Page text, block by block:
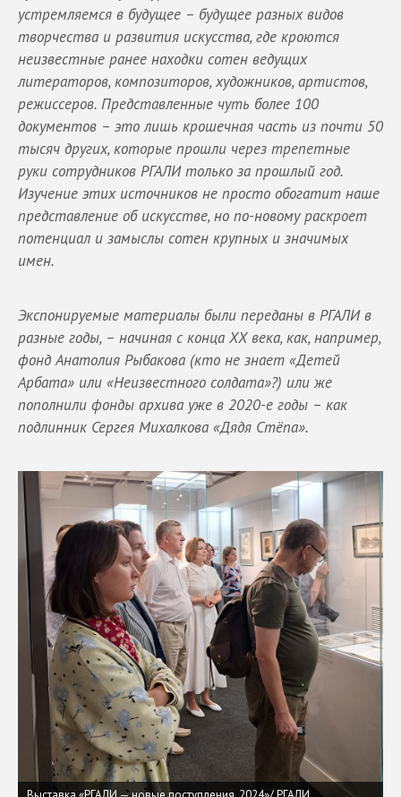
устремляемся в будущее – будущее разных видов
творчества и развития искусства, где кроются
неизвестные ранее находки сотен ведущих
литераторов, композиторов, художников, артистов,
режиссеров. Представленные чуть более 100
документов – это лишь крошечная часть из почти 50
тысяч других, которые прошли через трепетные
руки сотрудников РГАЛИ только за прошлый год.
Изучение этих источников не просто обогатит наше
представление об искусстве, но по-новому раскроет
потенциал и замыслы сотен крупных и значимых
имен.
Экспонируемые материалы были переданы в РГАЛИ в
разные годы, – начиная с конца ХХ века, как, например,
фонд Анатолия Рыбакова (кто не знает «Детей
Арбата» или «Неизвестного солдата»?) или же
пополнили фонды архива уже в 2020-е годы – как
подлинник Сергея Михалкова «Дядя Стёпа».